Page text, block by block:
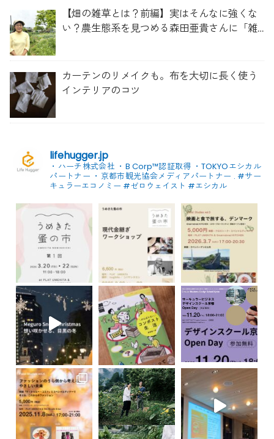
【畑の雑草とは？前編】実はそんなに強くな
い？農生態系を見つめる森田亜貴さんに「雑
カーテンのリメイクも。布を大切に長く使う
インテリアのコツ
lifehugger.jp
・ハーチ株式会社 ・B Corp™認証取得 ・TOKYOエシカル
パートナー ・京都市観光協会メディアパートナー . #サー
キュラーエコノミー #ゼロウェイスト #エシカル